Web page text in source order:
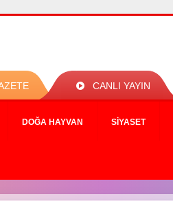
CANLI YAYIN
DOĞA HAYVAN SIYASET